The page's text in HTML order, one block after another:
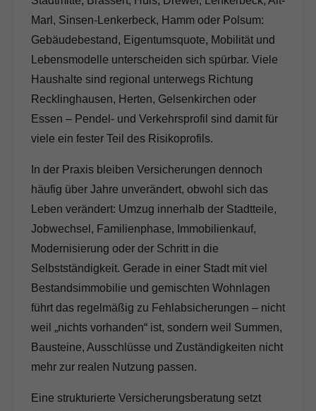
Marl, Sinsen-Lenkerbeck, Hamm oder Polsum:
Gebäudebestand, Eigentumsquote, Mobilität und
Lebensmodelle unterscheiden sich spürbar. Viele
Haushalte sind regional unterwegs Richtung
Recklinghausen, Herten, Gelsenkirchen oder
Essen – Pendel- und Verkehrsprofil sind damit für
viele ein fester Teil des Risikoprofils.
In der Praxis bleiben Versicherungen dennoch
häufig über Jahre unverändert, obwohl sich das
Leben verändert: Umzug innerhalb der Stadtteile,
Jobwechsel, Familienphase, Immobilienkauf,
Modernisierung oder der Schritt in die
Selbstständigkeit. Gerade in einer Stadt mit viel
Bestandsimmobilie und gemischten Wohnlagen
führt das regelmäßig zu Fehlabsicherungen – nicht
weil „nichts vorhanden“ ist, sondern weil Summen,
Bausteine, Ausschlüsse und Zuständigkeiten nicht
mehr zur realen Nutzung passen.
Eine strukturierte Versicherungsberatung setzt